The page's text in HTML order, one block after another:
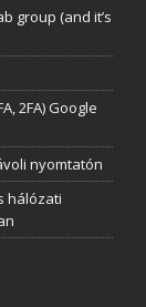
group (and it’s
2FA) Google
nyomtatón
hálózati